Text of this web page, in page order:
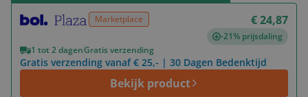
Marketplace € 24,87
-21% prijsdaling
1 tot 2 dagenGratis verzending
Gratis verzending vanaf € 25,- | 30 Dagen Bedenktijd
Bekijk product